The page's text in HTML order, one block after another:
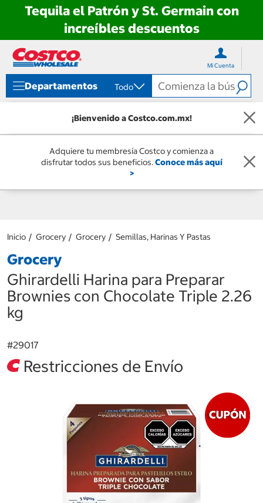
Tequila el Patrón y St. Germain con
increíbles descuentos
directo
contenido
directo
menú
navegación
Mi Cuenta
Departamentos Todo
¡Bienvenido a Costco.com.mx!
Adquiere tu membresía Costco y comienza a
disfrutar todos sus beneficios.Conoce más aquí
>
Inicio Grocery Grocery Semillas, Harinas Y Pastas
Grocery
Ghirardelli Harina para Preparar
Brownies con Chocolate Triple 2.26
kg
#29017
Restricciones de Envío